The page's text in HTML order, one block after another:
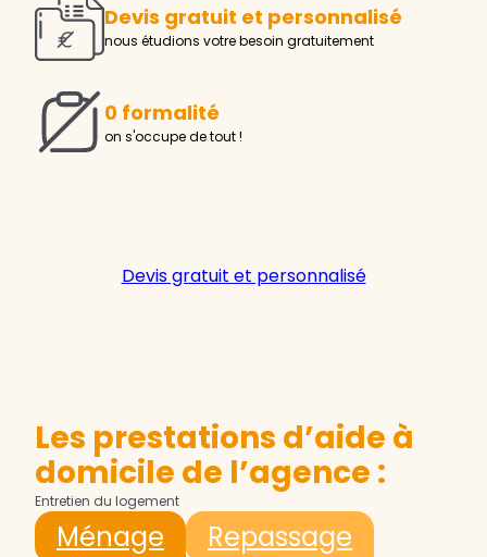
Devis gratuit et personnalisé
nous étudions votre besoin gratuitement
0 formalité
on s'occupe de tout !
Devis gratuit et personnalisé
Les prestations d’aide à
domicile de l’agence :
Entretien du logement
Ménage
Repassage